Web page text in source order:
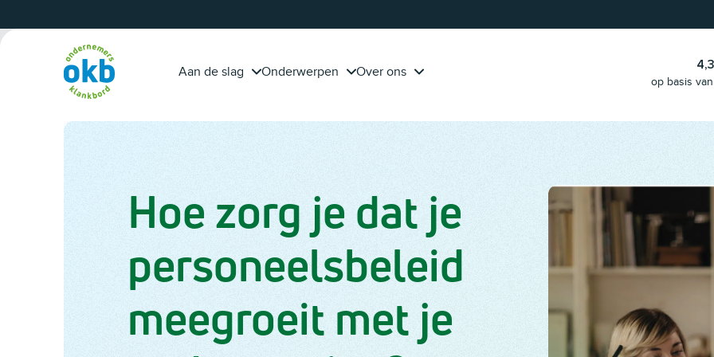
Aan de slag Onderwerpen
adviseur Piet Fleuren
klantreis-template erbij
Over ons
4,3
op basis
Hoe zorg je dat je
personeelsbeleid
meegroeit met je